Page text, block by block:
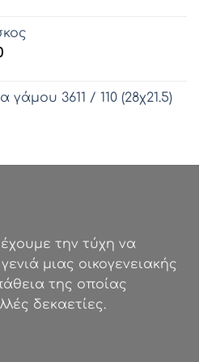
είναι:
€44.00.
Η
είναι:
γάμου 3611 / 110 (28χ21.5)
την τύχη να
μιας οικογενειακής
της οποίας
δεκαετίες.